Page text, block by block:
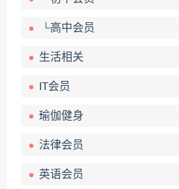
└高中会员
生活相关
IT会员
瑜伽健身
法律会员
英语会员